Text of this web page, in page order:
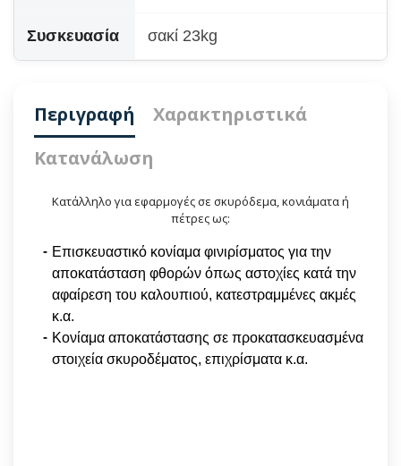
Συσκευασία σακί 23kg
Περιγραφή
Χαρακτηριστικά
Κατανάλωση
Κατάλληλο για εφαρμογές σε σκυρόδεμα, κονιάματα ή
πέτρες ως:
Επισκευαστικό κονίαμα φινιρίσματος για την
αποκατάσταση φθορών όπως αστοχίες κατά την
αφαίρεση του καλουπιού, κατεστραμμένες ακμές
κ.α.
Κονίαμα αποκατάστασης σε προκατασκευασμένα
στοιχεία σκυροδέματος, επιχρίσματα κ.α.